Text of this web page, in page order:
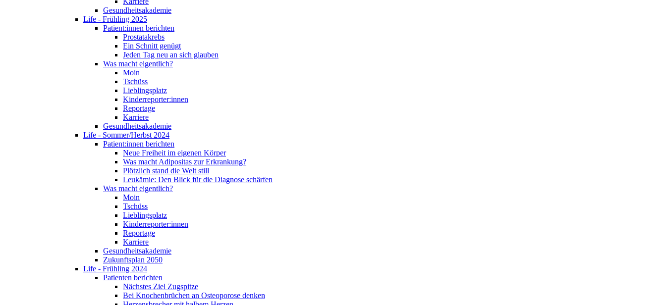
Gesundheitsakademie
Life - Frühling 2025
Patient:innen berichten
Prostatakrebs
Ein Schnitt genügt
Jeden Tag neu an sich glauben
Was macht eigentlich?
Moin
Tschüss
Lieblingsplatz
Kinderreporter:innen
Reportage
Karriere
Gesundheitsakademie
Life - Sommer/Herbst 2024
Patient:innen berichten
Neue Freiheit im eigenen Körper
Was macht Adipositas zur Erkrankung?
Plötzlich stand die Welt still
Leukämie: Den Blick für die Diagnose schärfen
Was macht eigentlich?
Moin
Tschüss
Lieblingsplatz
Kinderreporter:innen
Reportage
Karriere
Gesundheitsakademie
Zukunftsplan 2050
Life - Frühling 2024
Patienten berichten
Nächstes Ziel Zugspitze
Bei Knochenbrüchen an Osteoporose denken